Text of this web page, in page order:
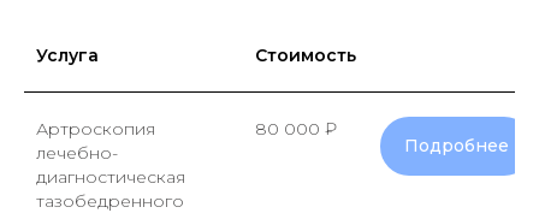
Услуга Стоимость
Артроскопия
лечебно-
диагностическая
тазобедренного
80 000 ₽
Подробнее